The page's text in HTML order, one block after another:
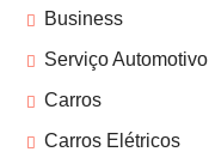
Business
Serviço Automotivo
Carros
Carros Elétricos